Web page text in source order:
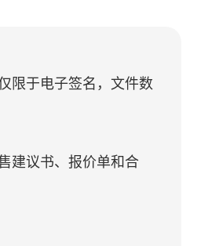
限于电子签名，文件数
建议书、报价单和合